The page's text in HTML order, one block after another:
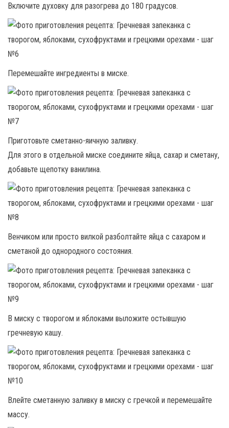
Включите духовку для разогрева до 180 градусов.
Перемешайте ингредиенты в миске.
Приготовьте сметанно-яичную заливку.
Для этого в отдельной миске соедините яйца, сахар и сметану,
добавьте щепотку ванилина.
Венчиком или просто вилкой разболтайте яйца с сахаром и
сметаной до однородного состояния.
В миску с творогом и яблоками выложите остывшую
гречневую кашу.
Влейте сметанную заливку в миску с гречкой и перемешайте
массу.